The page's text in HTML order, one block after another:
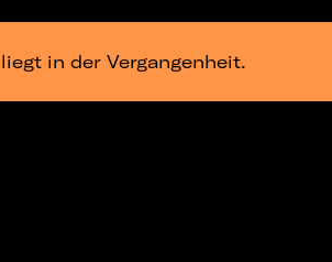
in der Vergangenheit.